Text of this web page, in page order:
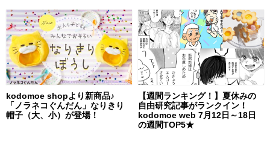
kodomoe shopより新商品♪
「ノラネコぐんだん」なりきり
帽子（大、小）が登場！
【週間ランキング！】夏休みの
自由研究記事がランクイン！
kodomoe web 7月12日～18日
の週間TOP5★